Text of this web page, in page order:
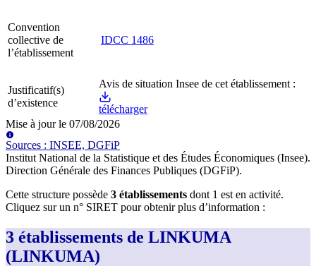
Convention
collective de
l’établissement
IDCC 1486
Justificatif(s)
d’existence
Avis de situation Insee de cet établissement :
télécharger
Mise à jour le 07/08/2026
Sources : INSEE, DGFiP
Institut National de la Statistique et des Études Économiques (Insee).
Direction Générale des Finances Publiques (DGFiP).
Cette structure possède 3 établissements dont 1 est en activité.
Cliquez sur un n° SIRET pour obtenir plus d’information :
3 établissements de LINKUMA
(LINKUMA)